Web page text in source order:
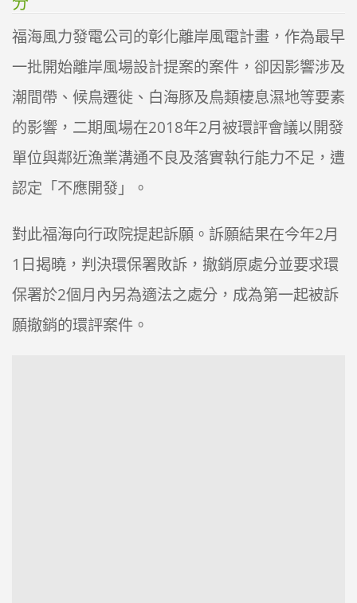
福海風力發電公司的彰化離岸風電計畫，作為最早
一批開始離岸風場設計提案的案件，卻因影響涉及
潮間帶、候鳥遷徙、白海豚及鳥類棲息濕地等要素
的影響，二期風場在2018年2月被環評會議以開發
單位與鄰近漁業溝通不良及落實執行能力不足，遭
認定「不應開發」。
對此福海向行政院提起訴願。訴願結果在今年2月
1日揭曉，判決環保署敗訴，撤銷原處分並要求環
保署於2個月內另為適法之處分，成為第一起被訴
願撤銷的環評案件。